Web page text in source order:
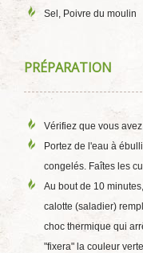
Sel, Poivre du moulin
PRÉPARATION
Vérifiez que vous
Portez de l'eau à
congelés. Faîtes les
Au bout de 10
calotte (saladier)
choc thermique qui
"fixera" la couleur